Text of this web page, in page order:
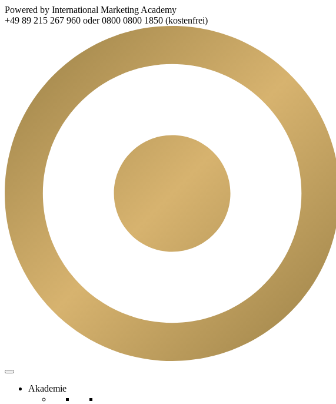
Powered by International Marketing Academy
+49 89 215 267 960 oder 0800 0800 1850 (kostenfrei)
Akademie